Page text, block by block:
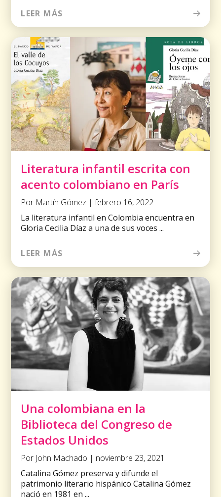
LEER MÁS
Literatura infantil escrita con
acento colombiano en París
Por Martín Gómez | febrero 16, 2022
La literatura infantil en Colombia encuentra en
Gloria Cecilia Díaz a una de sus voces ...
LEER MÁS
Una colombiana en la
Biblioteca del Congreso de
Estados Unidos
Por John Machado | noviembre 23, 2021
Catalina Gómez preserva y difunde el
patrimonio literario hispánico Catalina Gómez
nació en 1981 en ...